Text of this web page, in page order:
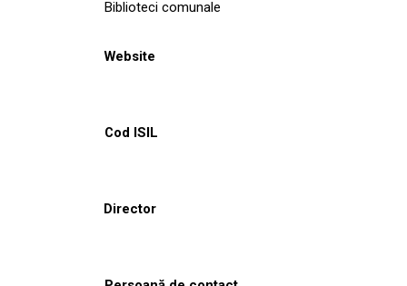
Biblioteci comunale
Website
Cod ISIL
Director